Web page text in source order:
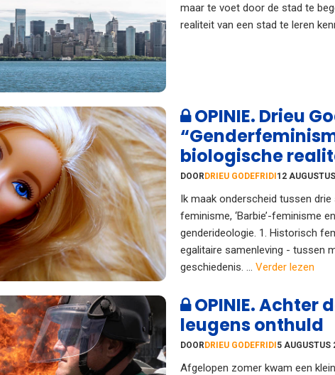
maar te voet door de stad te
realiteit van een stad te leren
OPINIE. Drieu
biologische
DOOR DRIEU GODEFRIDI 12
Ik maak onderscheid tussen
feminisme, ‘Barbie’-feminisme
genderideologie. 1. Historisch
egalitaire samenleving - tussen
geschiedenis. ... Verder lezen
OPINIE. Achter
leugens onthuld
DOORDRIEU GODEFRIDI5 AUGUSTUS
Afgelopen zomer kwam een